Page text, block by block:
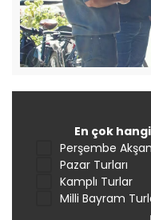
En çok
Perşembe
Pazar Turları
Kamplı Turlar
Milli Bayram